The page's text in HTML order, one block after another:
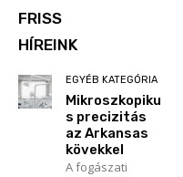
FRISS
HÍREINK
EGYÉB KATEGÓRIA
Mikroszkopiku
s precizitás
az Arkansas
kövekkel
A fogászati